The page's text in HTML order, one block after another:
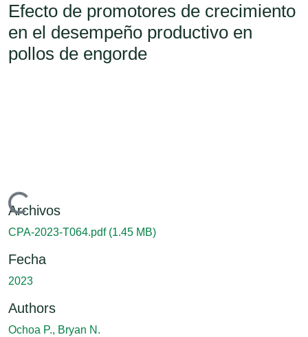
Efecto de promotores de crecimiento
en el desempeño productivo en
pollos de engorde
Cargando...
Archivos
CPA-2023-T064.pdf (1.45 MB)
Fecha
2023
Authors
Ochoa P., Bryan N.